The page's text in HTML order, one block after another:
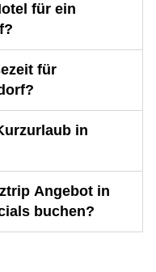
für ein
für
in
Angebot in
buchen?